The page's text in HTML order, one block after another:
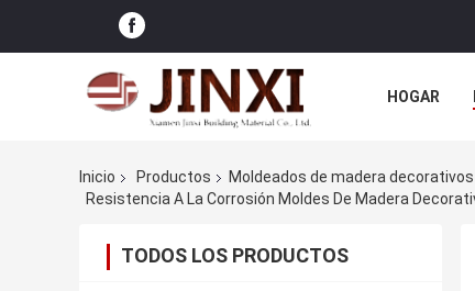
HOGAR
Inicio
Productos
Moldeados de madera decorativos
TODOS LOS PRODUCTOS